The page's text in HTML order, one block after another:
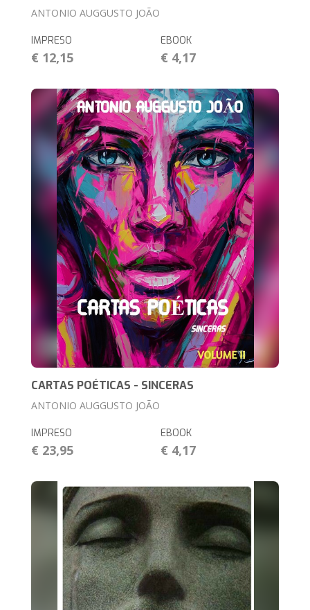
ANTONIO AUGGUSTO JOÃO
IMPRESO
€ 12,15
EBOOK
€ 4,17
CARTAS POÉTICAS - SINCERAS
ANTONIO AUGGUSTO JOÃO
IMPRESO
€ 23,95
EBOOK
€ 4,17